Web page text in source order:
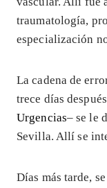
traumatología,
especialización
La cadena de
trece días
Urgencias– se le
Sevilla. Allí se
Días más tarde,